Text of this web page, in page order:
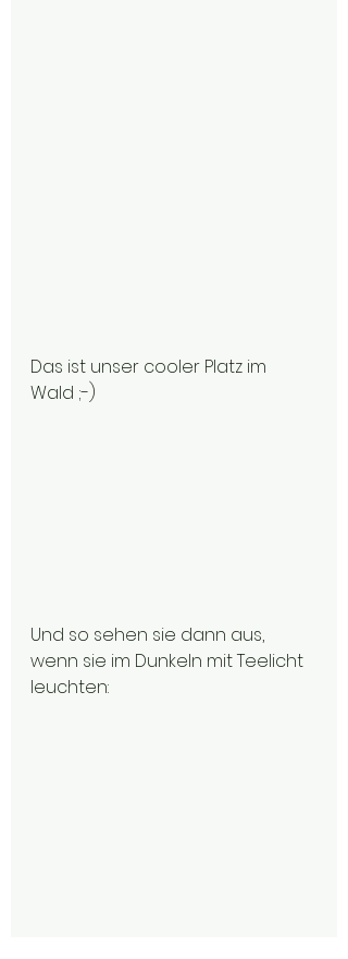
Das ist unser cooler Platz im
Wald ;-)
Und so sehen sie dann aus,
wenn sie im Dunkeln mit Teelicht
leuchten: